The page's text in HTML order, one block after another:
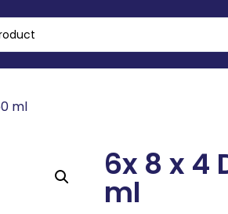
ml
6x 8 x 4
ml